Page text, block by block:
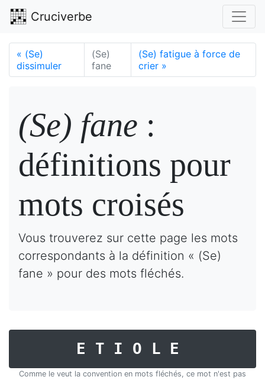
Cruciverbe
« (Se)
dissimuler
(Se)
fane
(Se) fatigue à force de
crier »
(Se) fane :
définitions pour
mots croisés
Vous trouverez sur cette page les mots
correspondants à la définition « (Se)
fane » pour des mots fléchés.
ETIOLE
Comme le veut la convention en mots fléchés, ce mot n'est pas